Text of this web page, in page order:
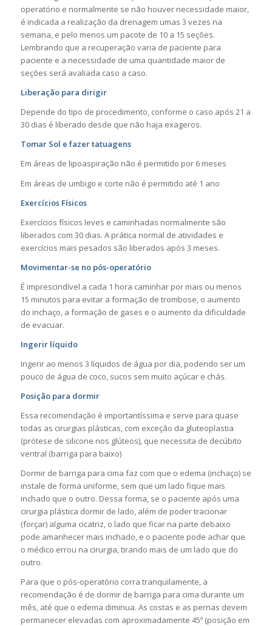
operatório e normalmente se não houver necessidade maior,
é indicada a realização da drenagem umas 3 vezes na
semana, e pelo menos um pacote de 10 a 15 seções.
Lembrando que a recuperação varia de paciente para
paciente e a necessidade de uma quantidade maior de
seções será avaliada caso a caso.
Liberação para dirigir
Depende do tipo de procedimento, conforme o caso após 21 a
30 dias é liberado desde que não haja exageros.
Tomar Sol e fazer tatuagens
Em áreas de lipoaspiração não é permitido por 6 meses
Em áreas de umbigo e corte não é permitido até 1 ano
Exercícios Físicos
Exercícios físicos leves e caminhadas normalmente são
liberados com 30 dias. A prática normal de atividades e
exercícios mais pesados são liberados após 3 meses.
Movimentar-se no pós-operatório
É imprescindível a cada 1 hora caminhar por mais ou menos
15 minutos para evitar a formação de trombose, o aumento
do inchaço, a formação de gases e o aumento da dificuldade
de evacuar.
Ingerir líquido
Ingerir ao menos 3 líquidos de água por dia, podendo ser um
pouco de água de coco, sucos sem muito açúcar e chás.
Posição para dormir
Essa recomendação é importantíssima e serve para quase
todas as cirurgias plásticas, com exceção da gluteoplastia
(prótese de silicone nos glúteos), que necessita de decúbito
ventral (barriga para baixo)
Dormir de barriga para cima faz com que o edema (inchaço) se
instale de forma uniforme, sem que um lado fique mais
inchado que o outro. Dessa forma, se o paciente após uma
cirurgia plástica dormir de lado, além de poder tracionar
(forçar) alguma cicatriz, o lado que ficar na parte debaixo
pode amanhecer mais inchado, e o paciente pode achar que
o médico errou na cirurgia, tirando mais de um lado que do
outro.
Para que o pós-operatório corra tranquilamente, a
recomendação é de dormir de barriga para cima durante um
mês, até que o edema diminua. As costas e as pernas devem
permanecer elevadas com aproximadamente 45º (posição em